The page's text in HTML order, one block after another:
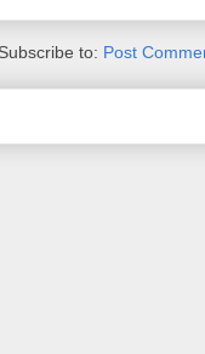
Subscribe to: Post